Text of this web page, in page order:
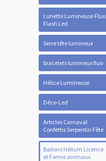
Lunette Lumineuse Fluo
Flash Led
Serre tête lumineux
bracelets lumineux fluo
Hélice Lumineuse
Déco-Led
Articles Carnaval
Confettis Serpentin Fête
Ballons Hélium Licence
et Forme animaux